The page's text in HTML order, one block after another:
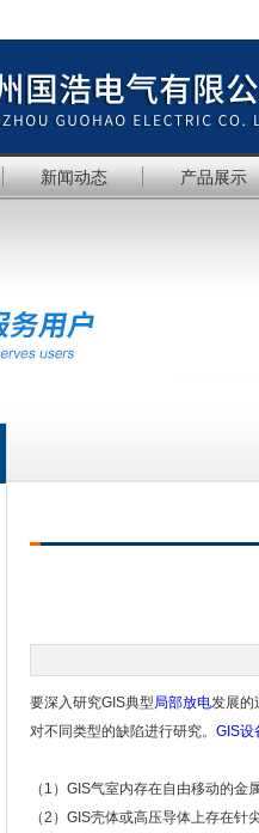
新闻动态 产品展示
要深入研究GIS典型局部放电发展的
对不同类型的缺陷进行研究。 GIS设
（1）GIS气室内存在自由移动的金
（2）GIS壳体或高压导体上存在针